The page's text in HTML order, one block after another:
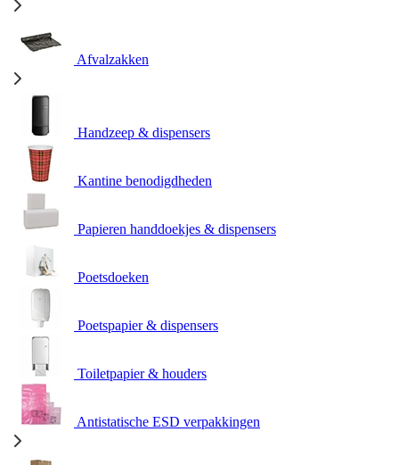
Afvalzakken
Handzeep & dispensers
Kantine benodigdheden
Papieren handdoekjes & dispensers
Poetsdoeken
Poetspapier & dispensers
Toiletpapier & houders
Antistatische ESD verpakkingen